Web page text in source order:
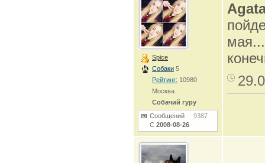
Spice
Собаки 5
Рейтинг: 10980
Москва
Собачий гуру
Сообщений 9387
С 2008-08-26